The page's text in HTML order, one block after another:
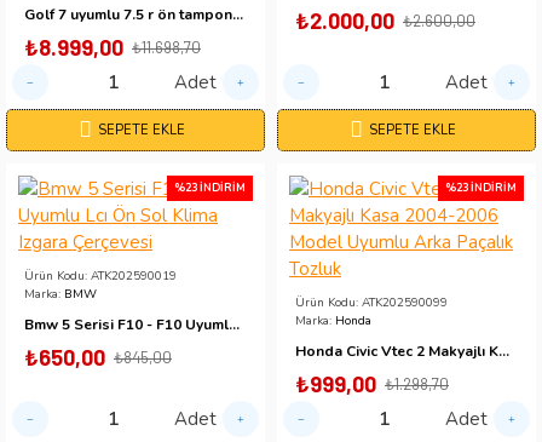
Golf 7 uyumlu 7.5 r ön tampon GOLF 7-7.5 ön tampon
₺8.999,00 ₺11.698,70
Adet
SEPETE EKLE
₺2.000,00 ₺2.600,00
Adet
SEPETE EKLE
%23 İNDIRIM
Ürün Kodu: ATK202590019
Marka: BMW
Bmw 5 Serisi F10 - F10 Uyumlu Lcı Ön Sol Klima Izgara Çerçevesi
₺650,00 ₺845,00
Adet
%23 İNDIRIM
Ürün Kodu: ATK202590099
Marka: Honda
Honda Civic Vtec 2 Makyajlı Kasa 2004-2006 Model Uyumlu Arka Paçalık Tozluk
₺999,00 ₺1.298,70
Adet